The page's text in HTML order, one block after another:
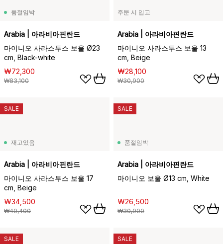
품절임박
Arabia | 아라비아핀란드
마이니오 사라스투스 보울 Ø23
cm, Black-white
₩72,300
₩83,100
주문 시 입고
Arabia | 아라비아핀란드
마이니오 사라스투스 보울 13
cm, Beige
₩28,100
₩30,900
재고있음
Arabia | 아라비아핀란드
마이니오 사라스투스 보울 17
cm, Beige
₩34,500
₩40,400
SALE
품절임박
Arabia | 아라비아핀란드
마이니오 보울 Ø13 cm, White
₩26,500
₩30,900
SALE
SALE SALE